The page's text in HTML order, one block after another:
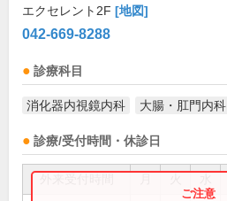
エクセレント2F [地図]
042-669-8288
診療科目
消化器内視鏡内科 大腸・肛門内科
診療/受付時間・休診日